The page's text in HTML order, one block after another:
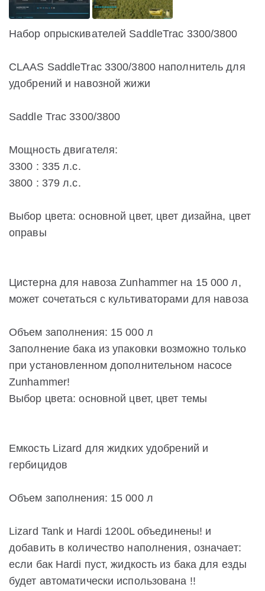
Набор опрыскивателей SaddleTrac 3300/3800
CLAAS SaddleTrac 3300/3800 наполнитель для
удобрений и навозной жижи
Saddle Trac 3300/3800
Мощность двигателя:
3300 : 335 л.с.
3800 : 379 л.с.
Выбор цвета: основной цвет, цвет дизайна, цвет
оправы
Цистерна для навоза Zunhammer на 15 000 л,
может сочетаться с культиваторами для навоза
Объем заполнения: 15 000 л
Заполнение бака из упаковки возможно только
при установленном дополнительном насосе
Zunhammer!
Выбор цвета: основной цвет, цвет темы
Емкость Lizard для жидких удобрений и
гербицидов
Объем заполнения: 15 000 л
Lizard Tank и Hardi 1200L объединены! и
добавить в количество наполнения, означает:
если бак Hardi пуст, жидкость из бака для езды
будет автоматически использована !!